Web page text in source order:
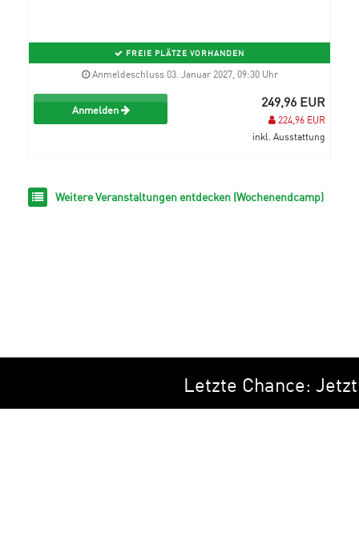
FREIE PLÄTZE VORHANDEN
Anmeldeschluss 03. Januar 2027, 09:30 Uhr
Anmelden 249,96 EUR
224,96 EUR
inkl. Ausstattung
Weitere Veranstaltungen entdecken (Wochenendcamp)
Letzte Chance: Jetzt